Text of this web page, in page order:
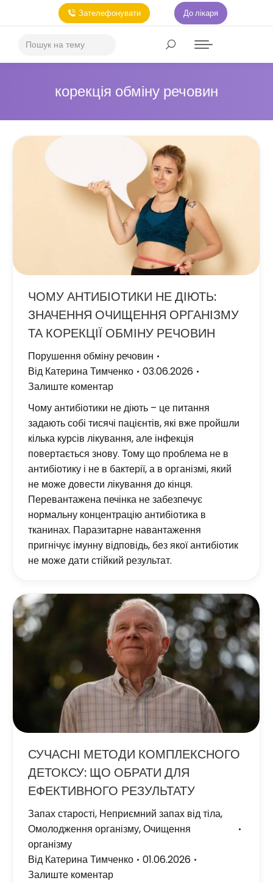
Зателефонувати До лікаря
корекція обміну речовин
ЧОМУ АНТИБІОТИКИ НЕ ДІЮТЬ:
ЗНАЧЕННЯ ОЧИЩЕННЯ ОРГАНІЗМУ
ТА КОРЕКЦІЇ ОБМІНУ РЕЧОВИН
Порушення обміну речовин
Від Катерина Тимченко
03.06.2026
Залиште коментар
Чому антибіотики не діють – це питання
задають собі тисячі пацієнтів, які вже пройшли
кілька курсів лікування, але інфекція
повертається знову. Тому що проблема не в
антибіотику і не в бактерії, а в організмі, який
не може довести лікування до кінця.
Перевантажена печінка не забезпечує
нормальну концентрацію антибіотика в
тканинах. Паразитарне навантаження
пригнічує імунну відповідь, без якої антибіотик
не може дати стійкий результат.
СУЧАСНІ МЕТОДИ КОМПЛЕКСНОГО
ДЕТОКСУ: ЩО ОБРАТИ ДЛЯ
ЕФЕКТИВНОГО РЕЗУЛЬТАТУ
Запах старості, Неприємний запах від тіла,
Омолодження організму,Очищення
організму
Від Катерина Тимченко
01.06.2026
Залиште коментар